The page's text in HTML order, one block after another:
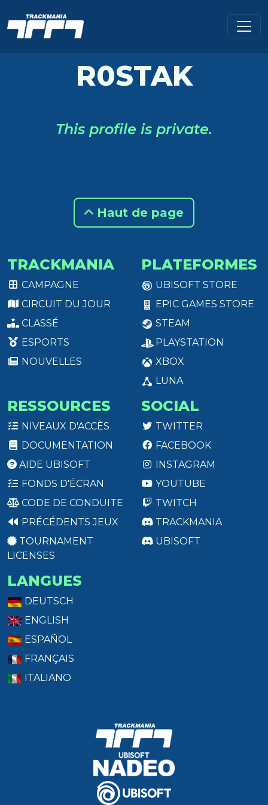
R0STAK
This profile is private.
Haut de page
TRACKMANIA
CAMPAGNE
CIRCUIT DU JOUR
CLASSÉ
ESPORTS
NOUVELLES
PLATEFORMES
UBISOFT STORE
EPIC GAMES STORE
STEAM
PLAYSTATION
XBOX
LUNA
RESSOURCES
NIVEAUX D'ACCÈS
DOCUMENTATION
AIDE UBISOFT
FONDS D'ÉCRAN
CODE DE CONDUITE
PRÉCÉDENTS JEUX
TOURNAMENT
LICENSES
SOCIAL
TWITTER
FACEBOOK
INSTAGRAM
YOUTUBE
TWITCH
TRACKMANIA
UBISOFT
LANGUES
DEUTSCH
ENGLISH
ESPAÑOL
FRANÇAIS
ITALIANO